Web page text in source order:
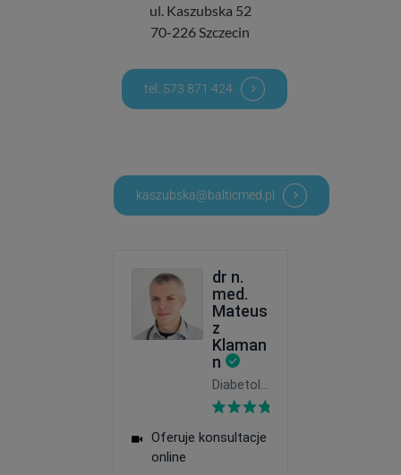
ul. Kaszubska 52
70-226 Szczecin
tel. 573 871 424
kaszubska@balticmed.pl